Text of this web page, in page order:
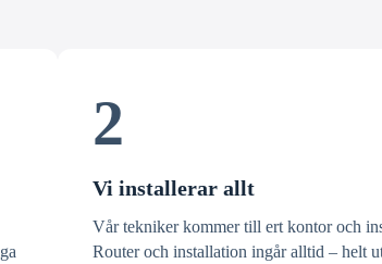
2
Vi installerar allt
Vår tekniker kommer till ert kontor och
Router och installation ingår alltid – helt